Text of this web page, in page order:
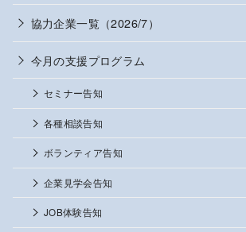
協力企業一覧（2026/7）
今月の支援プログラム
セミナー告知
各種相談告知
ボランティア告知
企業見学会告知
JOB体験告知